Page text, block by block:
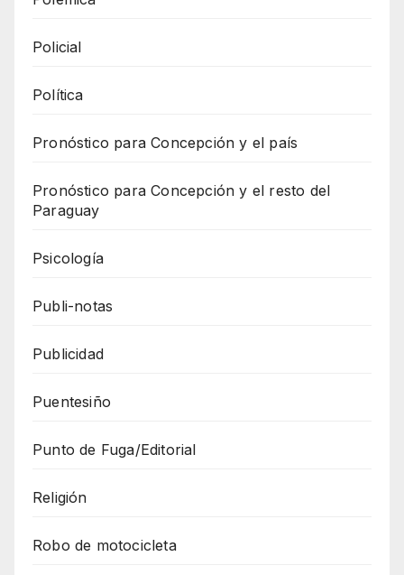
Policial
Política
Pronóstico para Concepción y el país
Pronóstico para Concepción y el resto del
Paraguay
Psicología
Publi-notas
Publicidad
Puentesiño
Punto de Fuga/Editorial
Religión
Robo de motocicleta